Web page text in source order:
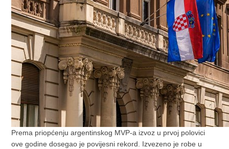
Prema priopćenju argentinskog MVP-a izvoz u prvoj polovici
ove godine dosegao je povijesni rekord. Izvezeno je robe u